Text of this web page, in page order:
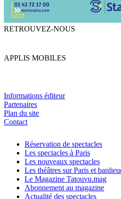
RETROUVEZ-NOUS
APPLIS MOBILES
Informations éditeur
Partenaires
Plan du site
Contact
Réservation de spectacles
Les spectacles à Paris
Les nouveaux spectacles
Les théâtres sur Paris et
Le Magazine Tatouvu.mag
Abonnement au magazine
Actualité des spectacles